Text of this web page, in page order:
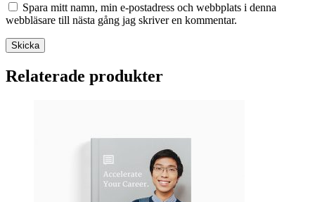
Spara mitt namn, min e-postadress och webbplats i denna
webbläsare till nästa gång jag skriver en kommentar.
Relaterade produkter